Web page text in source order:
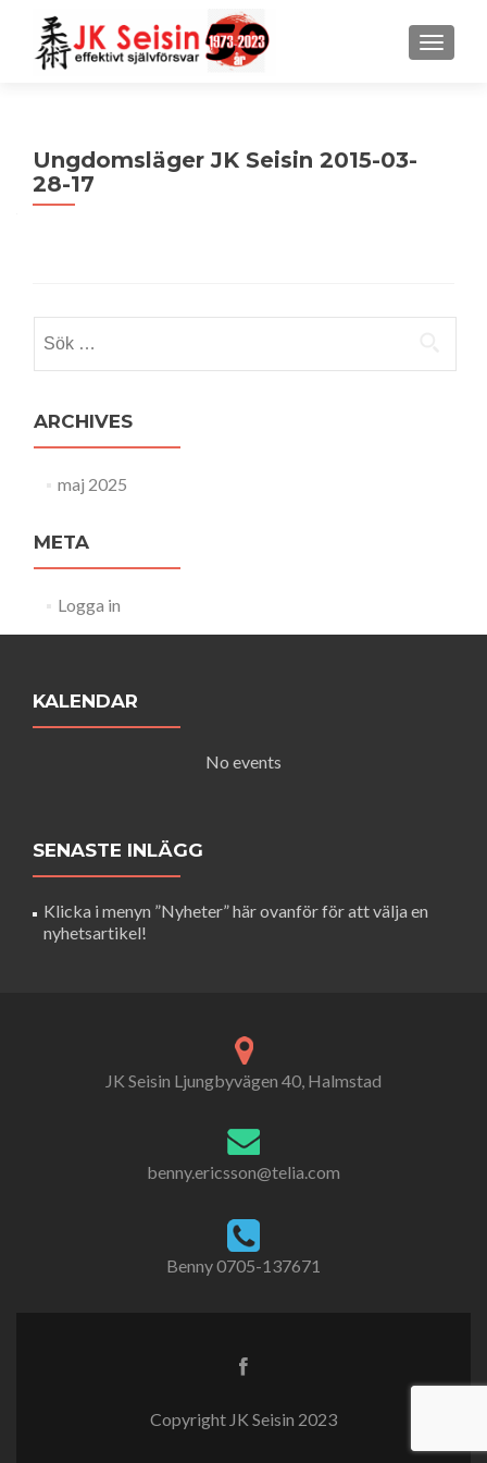
MENU
Ungdomsläger JK Seisin 2015-03-
28-17
efter:
ARCHIVES
maj 2025
META
Logga in
KALENDAR
No events
SENASTE INLÄGG
Klicka i menyn ”Nyheter” här ovanför för att välja en
nyhetsartikel!
JK Seisin Ljungbyvägen 40, Halmstad
benny.ericsson@telia.com
Benny 0705-137671
Copyright JK Seisin 2023